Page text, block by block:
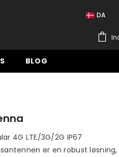
DA
BLOG
4G LTE/3G/2G IP67
er en robust